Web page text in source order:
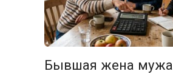
Бывшая жена мужа